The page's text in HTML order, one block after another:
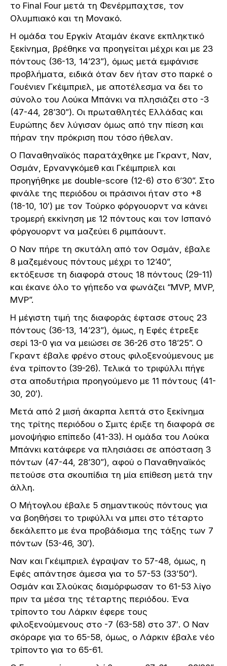
το Final Four μετά τη Φενέρμπαχτσε, τον
Ολυμπιακό και τη Μονακό.
Η ομάδα του Εργκίν Αταμάν έκανε εκπληκτικό
ξεκίνημα, βρέθηκε να προηγείται μέχρι και με 23
πόντους (36-13, 14’23”), όμως μετά εμφάνισε
προβλήματα, ειδικά όταν δεν ήταν στο παρκέ ο
Γουένιεν Γκέιμπριελ, με αποτέλεσμα να δει το
σύνολο του Λούκα Μπάνκι να πλησιάζει στο -3
(47-44, 28’30”). Οι πρωταθλητές Ελλάδας και
Ευρώπης δεν λύγισαν όμως από την πίεση και
πήραν την πρόκριση που τόσο ήθελαν.
Ο Παναθηναϊκός παρατάχθηκε με Γκραντ, Ναν,
Οσμάν, Ερνανγκόμεθ και Γκέιμπριελ και
προηγήθηκε με double-score (12-6) στο 6’30”. Στο
φινάλε της περιόδου οι πράσινοι ήταν στο +8
(18-10, 10′) με τον Τούρκο φόργουορντ να κάνει
τρομερή εκκίνηση με 12 πόντους και τον Ισπανό
φόργουορντ να μαζεύει 6 ριμπάουντ.
Ο Ναν πήρε τη σκυτάλη από τον Οσμάν, έβαλε
8 μαζεμένους πόντους μέχρι το 12’40”,
εκτόξευσε τη διαφορά στους 18 πόντους (29-11)
και έκανε όλο το γήπεδο να φωνάζει “MVP, MVP,
MVP”.
Η μέγιστη τιμή της διαφοράς έφτασε στους 23
πόντους (36-13, 14’23”), όμως, η Εφές έτρεξε
σερί 13-0 για να μειώσει σε 36-26 στο 18’25”. Ο
Γκραντ έβαλε φρένο στους φιλοξενούμενους με
ένα τρίποντο (39-26). Τελικά το τριφύλλι πήγε
στα αποδυτήρια προηγούμενο με 11 πόντους (41-
30, 20′).
Μετά από 2 μισή άκαρπα λεπτά στο ξεκίνημα
της τρίτης περιόδου ο Σμιτς έριξε τη διαφορά σε
μονοψήφιο επίπεδο (41-33). Η ομάδα του Λούκα
Μπάνκι κατάφερε να πλησιάσει σε απόσταση 3
πόντων (47-44, 28’30”), αφού ο Παναθηναϊκός
πετούσε στα σκουπίδια τη μία επίθεση μετά την
άλλη.
Ο Μήτογλου έβαλε 5 σημαντικούς πόντους για
να βοηθήσει το τριφύλλι να μπει στο τέταρτο
δεκάλεπτο με ένα προβάδισμα της τάξης των 7
πόντων (53-46, 30′).
Ναν και Γκέιμπριελ έγραψαν το 57-48, όμως, η
Εφές απάντησε άμεσα για το 57-53 (33’50”).
Οσμάν και Σλούκας διαμόρφωσαν το 61-53 λίγο
πριν τα μέσα της τέταρτης περιόδου. Ένα
τρίποντο του Λάρκιν έφερε τους
φιλοξενούμενους στο -7 (63-58) στο 37′. Ο Ναν
σκόραρε για το 65-58, όμως, ο Λάρκιν έβαλε νέο
τρίποντο για το 65-61.